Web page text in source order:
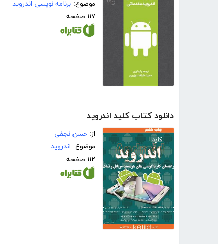
موضوع: برنامه نویسی اندروید
۱۱۷ صفحه
دانلود کتاب کلید اندروید
از: حسن نجفی
موضوع: اندروید
۱۱۲ صفحه